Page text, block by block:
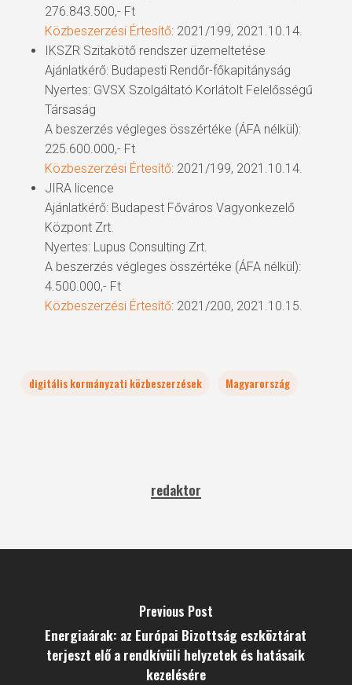
276.843.500,- Ft
Közbeszerzési Értesítő: 2021/199, 2021.10.14.
IKSZR Szitakötő rendszer üzemeltetése
Ajánlatkérő: Budapesti Rendőr-főkapitányság
Nyertes: GVSX Szolgáltató Korlátolt Felelősségű
Társaság
A beszerzés végleges összértéke (ÁFA nélkül):
225.600.000,- Ft
Közbeszerzési Értesítő: 2021/199, 2021.10.14.
JIRA licence
Ajánlatkérő: Budapest Főváros Vagyonkezelő
Központ Zrt.
Nyertes: Lupus Consulting Zrt.
A beszerzés végleges összértéke (ÁFA nélkül):
4.500.000,- Ft
Közbeszerzési Értesítő: 2021/200, 2021.10.15.
digitális kormányzati közbeszerzések Magyarország
redaktor
Previous Post
Energiaárak: az Európai Bizottság eszköztárat
terjeszt elő a rendkívüli helyzetek és hatásaik
kezelésére